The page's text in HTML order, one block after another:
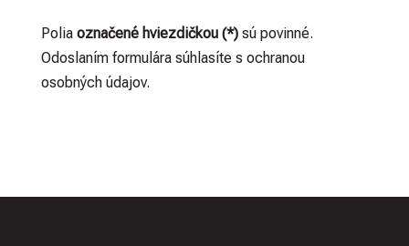
Polia označené hviezdičkou (*)sú povinné.
Odoslaním formulára súhlasíte s ochranou
osobných údajov.